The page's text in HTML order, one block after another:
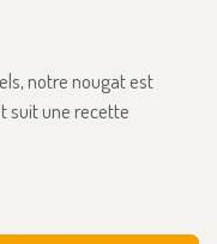
notre nougat est
suit une recette